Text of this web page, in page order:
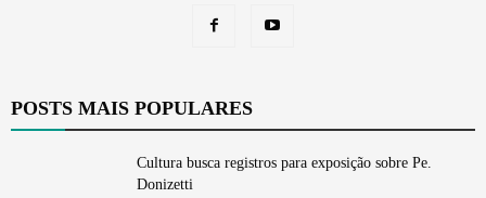
POSTS MAIS POPULARES
Cultura busca registros para exposição sobre Pe.
Donizetti